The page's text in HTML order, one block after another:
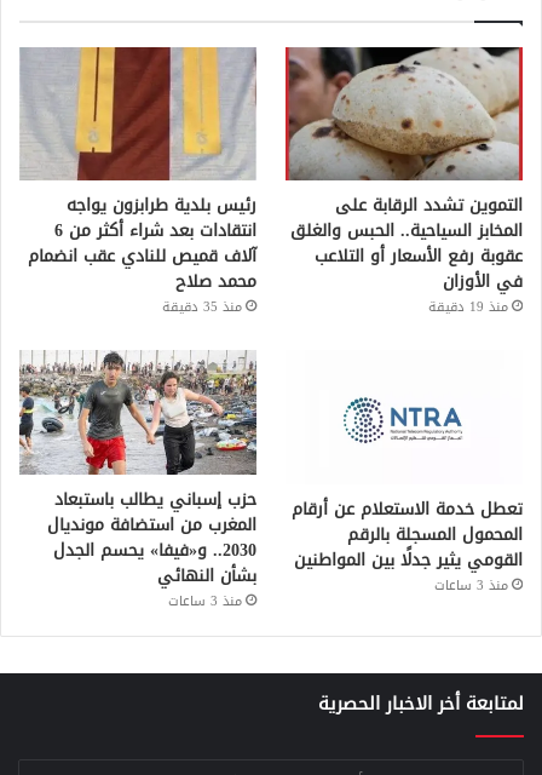
التموين تشدد الرقابة على
المخابز السياحية.. الحبس والغلق
عقوبة رفع الأسعار أو التلاعب
في الأوزان
منذ 19 دقيقة
رئيس بلدية طرابزون يواجه
انتقادات بعد شراء أكثر من 6
آلاف قميص للنادي عقب انضمام
محمد صلاح
منذ 35 دقيقة
تعطل خدمة الاستعلام عن أرقام
المحمول المسجلة بالرقم
القومي يثير جدلًا بين المواطنين
منذ 3 ساعات
حزب إسباني يطالب باستبعاد
المغرب من استضافة مونديال
2030.. و«فيفا» يحسم الجدل
بشأن النهائي
منذ 3 ساعات
لمتابعة أخر الاخبار الحصرية